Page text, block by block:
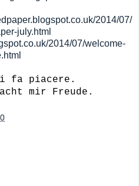
2014/07/
july.html
2014/07/welcome-
fa piacere.
mir Freude.